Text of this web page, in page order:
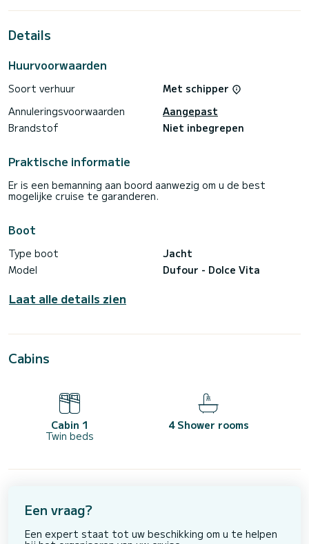
Details
Huurvoorwaarden
Soort verhuur
Met schipper
Annuleringsvoorwaarden
Aangepast
Brandstof
Niet inbegrepen
Praktische informatie
Er is een bemanning aan boord aanwezig om u de best
mogelijke cruise te garanderen.
Boot
Type boot
Jacht
Model
Dufour - Dolce Vita
Laat alle details zien
Cabins
Cabin 1
Twin beds
4 Shower rooms
Een vraag?
Een expert staat tot uw beschikking om u te helpen